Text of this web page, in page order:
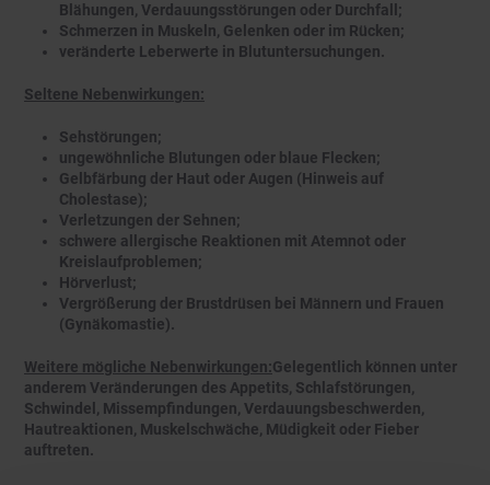
Blähungen, Verdauungsstörungen oder Durchfall;
Schmerzen in Muskeln, Gelenken oder im Rücken;
veränderte Leberwerte in Blutuntersuchungen.
Seltene Nebenwirkungen:
Sehstörungen;
ungewöhnliche Blutungen oder blaue Flecken;
Gelbfärbung der Haut oder Augen (Hinweis auf
Cholestase);
Verletzungen der Sehnen;
schwere allergische Reaktionen mit Atemnot oder
Kreislaufproblemen;
Hörverlust;
Vergrößerung der Brustdrüsen bei Männern und Frauen
(Gynäkomastie).
Weitere mögliche Nebenwirkungen:Gelegentlich können unter
anderem Veränderungen des Appetits, Schlafstörungen,
Schwindel, Missempfindungen, Verdauungsbeschwerden,
Hautreaktionen, Muskelschwäche, Müdigkeit oder Fieber
auftreten.